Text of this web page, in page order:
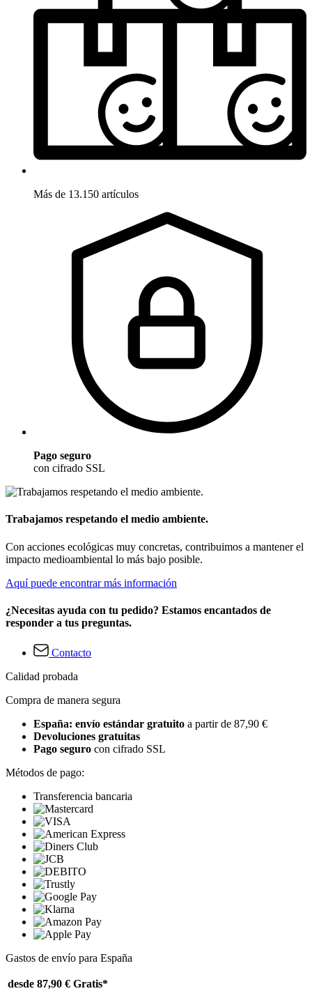
Más de 13.150 artículos
Pago seguro
con cifrado SSL
Trabajamos respetando el medio ambiente.
Con acciones ecológicas muy concretas, contribuimos a mantener el
impacto medioambiental lo más bajo posible.
Aquí puede encontrar más información
¿Necesitas ayuda con tu pedido? Estamos encantados de
responder a tus preguntas.
Contacto
Calidad probada
Compra de manera segura
España: envío estándar gratuito a partir de 87,90 €
Devoluciones gratuitas
Pago seguro con cifrado SSL
Métodos de pago:
Transferencia bancaria
Gastos de envío para España
desde 87,90 € Gratis*